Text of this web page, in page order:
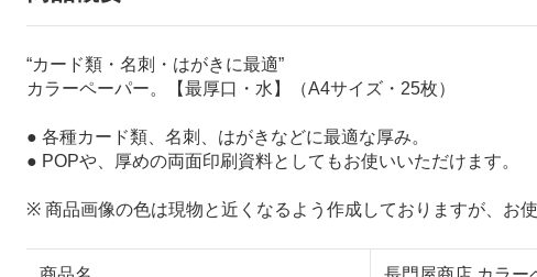
“カード類・名刺・はがきに最適”
カラーペーパー。【最厚口・水】（A4サイズ・25枚）
● 各種カード類、名刺、はがきなどに最適な厚み。
● POPや、厚めの両面印刷資料としてもお使いいただけます。
※ 商品画像の色は現物と近くなるよう作成しておりますが、お